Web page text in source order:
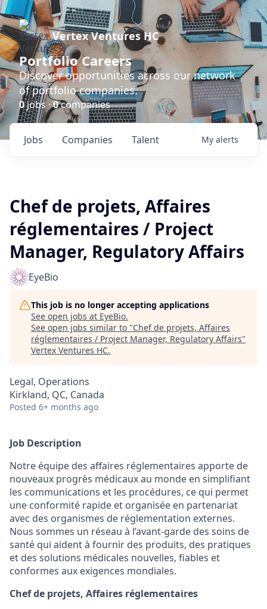
Vertex Ventures HC
Portfolio Careers
Discover opportunities across our network
of portfolio companies.
0jobs ·0companies
Jobs Companies Talent My alerts
Chef de projets, Affaires
réglementaires / Project
Manager, Regulatory Affairs
EyeBio
This job is no longer accepting applications
See open jobs at EyeBio.
See open jobs similar to "Chef de projets, Affaires
réglementaires / Project Manager, Regulatory Affairs"
Vertex Ventures HC.
Legal, Operations
Kirkland, QC, Canada
Posted 6+ months ago
Job Description
Notre équipe des affaires réglementaires apporte de
nouveaux progrès médicaux au monde en simplifiant
les communications et les procédures, ce qui permet
une conformité rapide et organisée en partenariat
avec des organismes de réglementation externes.
Nous sommes un réseau à l’avant-garde des soins de
santé qui aident à fournir des produits, des pratiques
et des solutions médicales nouvelles, fiables et
conformes aux exigences mondiales.
Chef de projets, Affaires réglementaires